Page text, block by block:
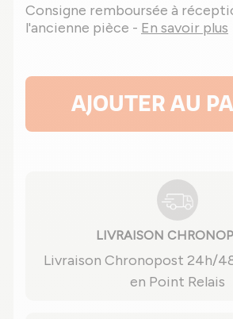
Consigne remboursée à
l'ancienne pièce - En savoir plus
AJOUTER AU
LIVRAISON
Livraison Chronopost 24h/
en Point Relais